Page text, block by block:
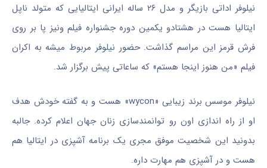
نیلوفر اداتی بازیگر و مدل ۲۶ ساله ایرانی ایتالیایی که متولد ناپل
ایتالیا هست در هشتادو یکمین دوره جشنواره فیلم ونیز پا بر روی‌
فرش‌ قرمز این مراسم گذاشت. حضور نیلوفر مربوط میشه به اکران
فیلم «من هنوز اینجا هستم» که ساعاتی پیش برگزار شد.
نیلوفر موسس برند زیبایی «wycon» هست و به گفته خودش هدف
او از راه اندازی اون رو توانمندسازی زنان جهان اعلام کرده. جالبه
بدونید این شخصیت موفق مجری یک برنامه آشپزی در ایتالیا هم
هست و در آشپزی هم مهارت داره.